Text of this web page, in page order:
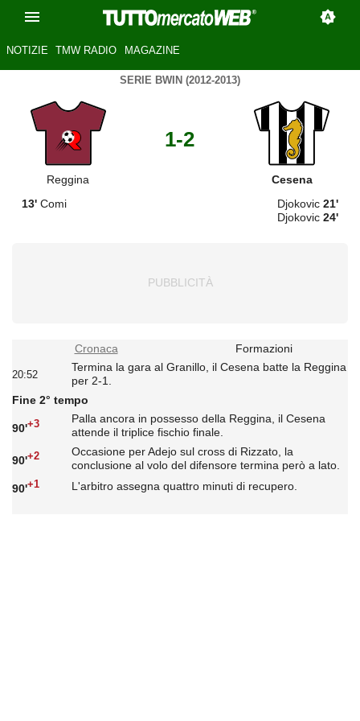
NOTIZIE TMW RADIO MAGAZINE
SERIE BWIN (2012-2013)
Reggina
1-2
Cesena
13' Comi Djokovic 21'
Djokovic 24'
Cronaca Formazioni
20:52
Termina la gara al Granillo, il Cesena batte la Reggina
per 2-1.
Fine 2° tempo
90'+3
Palla ancora in possesso della Reggina, il Cesena
attende il triplice fischio finale.
90'+2
Occasione per Adejo sul cross di Rizzato, la
conclusione al volo del difensore termina però a lato.
90'+1 L'arbitro assegna quattro minuti di recupero.